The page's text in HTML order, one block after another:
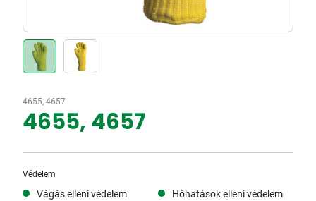
4655, 4657
4655, 4657
Védelem
Vágás elleni védelem
Hőhatások elleni védelem